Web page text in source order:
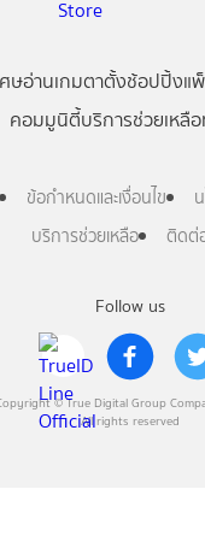
Follow us
© True Digital Group
All rights reserved
ษอ่านเกมตาตั้งช้อปปิ้งแ
คอมมูนิตี้บริการช่วยเหลื
ข้อกำหนดและเงื่อนไข
บริการช่วยเหลือ
ติดต่